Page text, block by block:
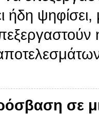
ήδη ψηφίσει,
σε